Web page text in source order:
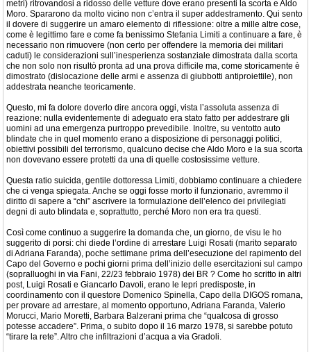
metri) ritrovandosi a ridosso delle vetture dove erano presenti la scorta e Aldo
Moro. Spararono da molto vicino non c’entra il super addestramento. Qui sento
il dovere di suggerire un amaro elemento di riflessione: oltre a mille altre cose,
come è legittimo fare e come fa benissimo Stefania Limiti a continuare a fare, è
necessario non rimuovere (non certo per offendere la memoria dei militari
caduti) le considerazioni sull’inesperienza sostanziale dimostrata dalla scorta
che non solo non risultò pronta ad una prova difficile ma, come storicamente è
dimostrato (dislocazione delle armi e assenza di giubbotti antiproiettile), non
addestrata neanche teoricamente.
Questo, mi fa dolore doverlo dire ancora oggi, vista l’assoluta assenza di
reazione: nulla evidentemente di adeguato era stato fatto per addestrare gli
uomini ad una emergenza purtroppo prevedibile. Inoltre, su ventotto auto
blindate che in quel momento erano a disposizione di personaggi politici,
obiettivi possibili del terrorismo, qualcuno decise che Aldo Moro e la sua scorta
non dovevano essere protetti da una di quelle costosissime vetture.
Questa ratio suicida, gentile dottoressa Limiti, dobbiamo continuare a chiedere
che ci venga spiegata. Anche se oggi fosse morto il funzionario, avremmo il
diritto di sapere a “chi” ascrivere la formulazione dell’elenco dei privilegiati
degni di auto blindata e, soprattutto, perché Moro non era tra questi.
Così come continuo a suggerire la domanda che, un giorno, de visu le ho
suggerito di porsi: chi diede l’ordine di arrestare Luigi Rosati (marito separato
di Adriana Faranda), poche settimane prima dell’esecuzione del rapimento del
Capo del Governo e pochi giorni prima dell’inizio delle esercitazioni sul campo
(sopralluoghi in via Fani, 22/23 febbraio 1978) dei BR ? Come ho scritto in altri
post, Luigi Rosati e Giancarlo Davoli, erano le lepri predisposte, in
coordinamento con il questore Domenico Spinella, Capo della DIGOS romana,
per provare ad arrestare, al momento opportuno, Adriana Faranda, Valerio
Morucci, Mario Moretti, Barbara Balzerani prima che “qualcosa di grosso
potesse accadere”. Prima, o subito dopo il 16 marzo 1978, si sarebbe potuto
“tirare la rete”. Altro che infiltrazioni d’acqua a via Gradoli.